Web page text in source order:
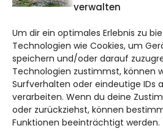
verwalten
Um dir ein optimales Erlebnis zu
Technologien wie Cookies, um
speichern und/oder darauf
Technologien zustimmst, können
Surfverhalten oder eindeutige IDs
verarbeiten. Wenn du deine
oder zurückziehst, können
Funktionen beeinträchtigt werden.
Bruchtorwall 12
38100 Braunschweig
Telefon: 0531 387220 – 65
DAS STADTMAGAZIN
BRAUNSCHWEIG